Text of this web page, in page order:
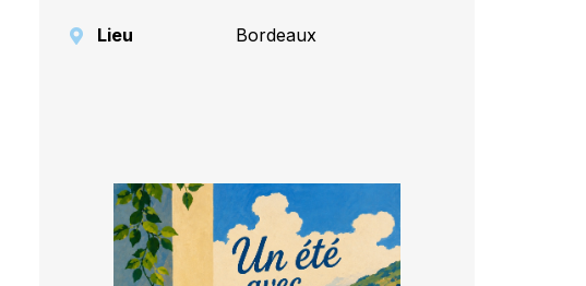
Lieu Bordeaux